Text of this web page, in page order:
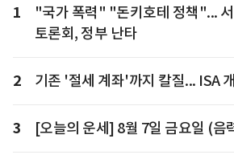
1
"국가 폭력" "돈키호테 정책"...
토론회, 정부 난타
2 기존 '절세 계좌'까지 칼질... ISA
3 [오늘의 운세] 8월 7일 금요일 (음